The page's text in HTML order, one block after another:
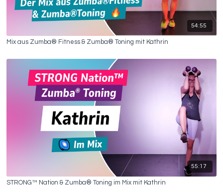
54:55
Mix aus Zumba® Fitness & Zumba® Toning mit Kathrin
55:17
STRONG™ Nation & Zumba® Toning im Mix mit Kathrin